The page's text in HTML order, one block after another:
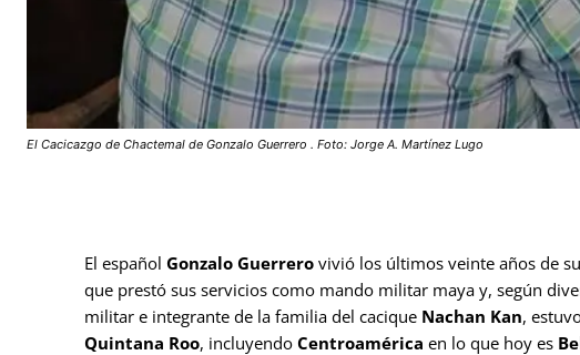
El Cacicazgo de Chactemal de Gonzalo Guerrero . Foto: Jorge A. Martínez Lugo
El español Gonzalo Guerrero vivió los últimos veinte años de
que prestó sus servicios como mando militar maya y, según
militar e integrante de la familia del cacique Nachan Kan,
Quintana Roo, incluyendo Centroamérica en lo que hoy es